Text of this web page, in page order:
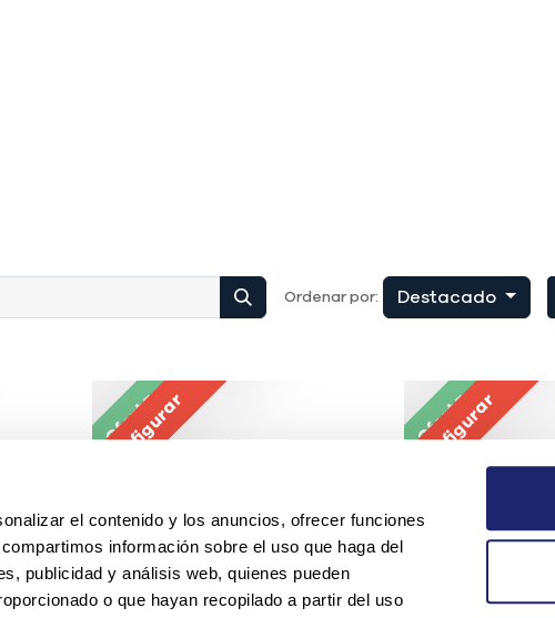
el contenido y los anuncios, ofrecer funciones
información sobre el uso que haga del
publicidad y análisis web, quienes pueden
o que hayan recopilado a partir del uso
Ordenar por: Destacado
Oferta
Configurar Oferta
Configurar